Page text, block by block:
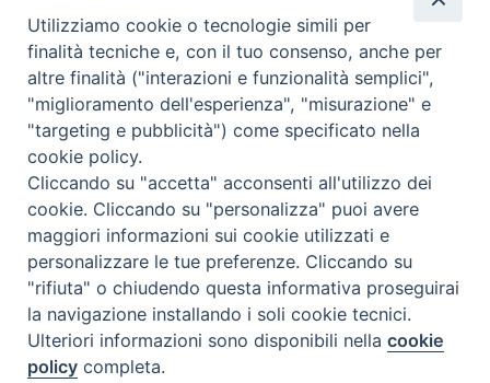
Utilizziamo cookie o tecnologie simili per
finalità tecniche e, con il tuo consenso, anche per
altre finalità ("interazioni e funzionalità semplici",
"miglioramento dell'esperienza", "misurazione" e
"targeting e pubblicità") come specificato nella
cookie policy.
Cliccando su "accetta" acconsenti all'utilizzo dei
cookie. Cliccando su "personalizza" puoi avere
maggiori informazioni sui cookie utilizzati e
personalizzare le tue preferenze. Cliccando su
"rifiuta" o chiudendo questa informativa proseguirai
la navigazione installando i soli cookie tecnici.
Ulteriori informazioni sono disponibili nellacookie
policy completa.